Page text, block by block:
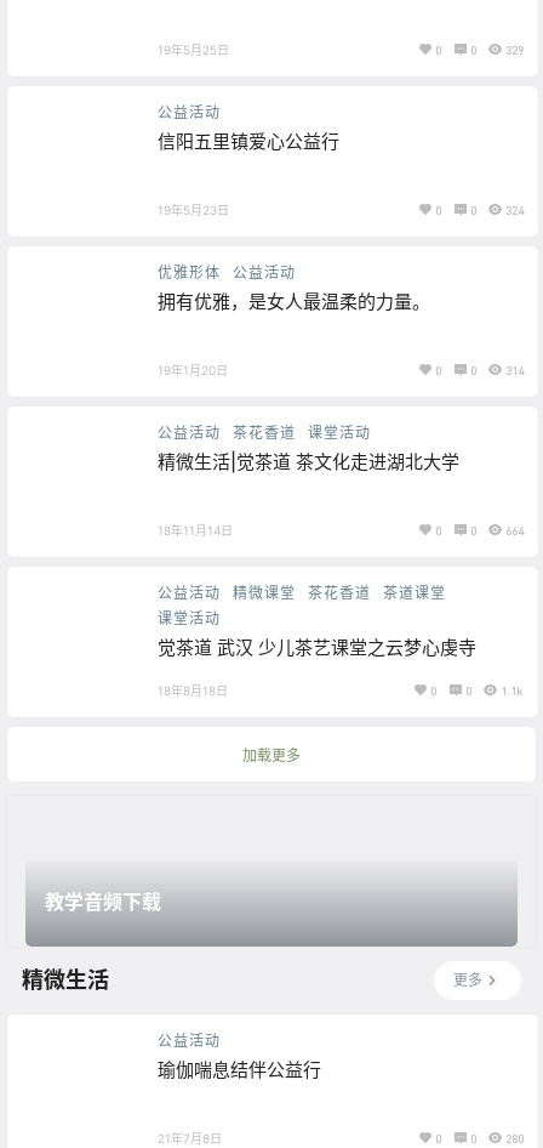
19年5月25日 0 0 329
公益活动
信阳五里镇爱心公益行
19年5月23日 0 0 324
优雅形体 公益活动
拥有优雅，是女人最温柔的力量。
19年1月20日 0 0 314
公益活动 茶花香道 课堂活动
精微生活|觉茶道 茶文化走进湖北大学
18年11月14日 0 0 664
公益活动 精微课堂 茶花香道
茶道课堂
课堂活动
觉茶道 武汉 少儿茶艺课堂之云梦心虔寺
18年8月18日 0 0 1.1k
加载更多
教学音频下载
精微生活 更多
公益活动
瑜伽喘息结伴公益行
21年7月8日 0 0 280